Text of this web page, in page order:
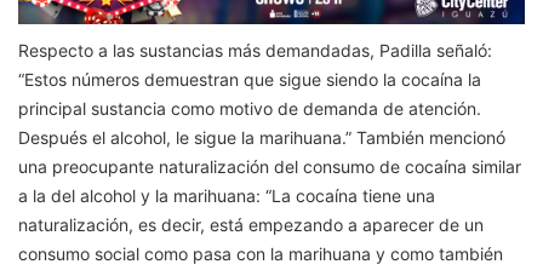
Respecto a las sustancias más demandadas, Padilla señaló:
“Estos números demuestran que sigue siendo la cocaína la
principal sustancia como motivo de demanda de atención.
Después el alcohol, le sigue la marihuana.” También mencionó
una preocupante naturalización del consumo de cocaína similar
a la del alcohol y la marihuana: “La cocaína tiene una
naturalización, es decir, está empezando a aparecer de un
consumo social como pasa con la marihuana y como también